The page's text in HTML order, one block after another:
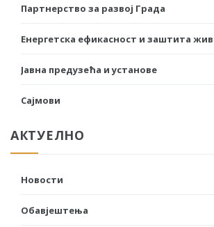
Партнерство за развој Града
Енергетска ефикасност и заштита
Јавна предузећа и установе
Сајмови
АКТУЕЛНО
Новости
Обавјештења